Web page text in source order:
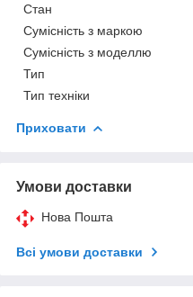
Стан
Сумісність з маркою
Сумісність з моделлю
Тип
Тип техніки
Приховати
Умови доставки
Нова Пошта
Всі умови доставки